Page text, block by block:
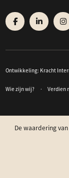
Ontwikkeling: Kracht
Wie zijn wij? Verdien
De waardering